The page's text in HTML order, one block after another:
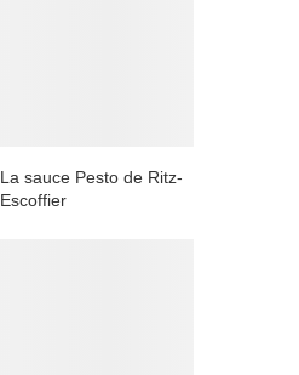
La sauce Pesto de Ritz-
Escoffier